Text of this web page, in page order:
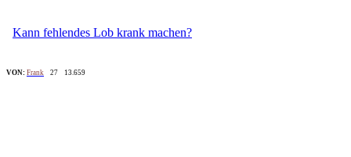
Kann fehlendes Lob krank machen?
VON: Frank 27 13.659